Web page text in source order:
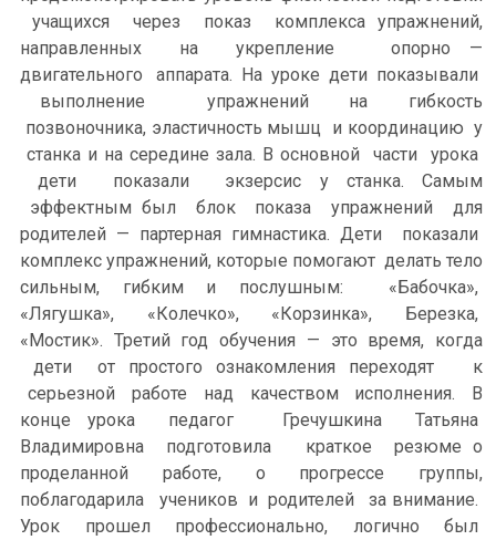
учащихся через показ комплекса упражнений,
направленных на укрепление опорно —
двигательного аппарата. На уроке дети показывали
выполнение упражнений на гибкость
позвоночника, эластичность мышц и координацию у
станка и на середине зала. В основной части урока
дети показали экзерсис у станка. Самым
эффектным был блок показа упражнений для
родителей — партерная гимнастика. Дети показали
комплекс упражнений, которые помогают делать тело
сильным, гибким и послушным: «Бабочка»,
«Лягушка», «Колечко», «Корзинка», Березка,
«Мостик». Третий год обучения — это время, когда
дети от простого ознакомления переходят к
серьезной работе над качеством исполнения. В
конце урока педагог Гречушкина Татьяна
Владимировна подготовила краткое резюме о
проделанной работе, о прогрессе группы,
поблагодарила учеников и родителей за внимание.
Урок прошел профессионально, логично был